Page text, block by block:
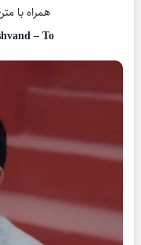
همراه با
– To